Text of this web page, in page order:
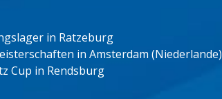
in Ratzeburg
in Amsterdam (Niederlande)
Cup in Rendsburg